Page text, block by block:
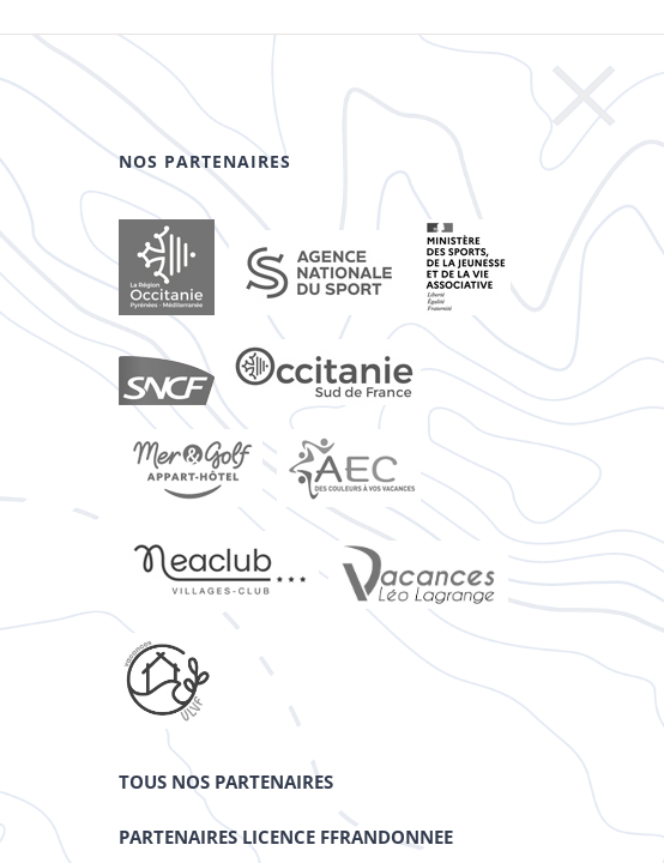
NOS PARTENAIRES
TOUS NOS PARTENAIRES
PARTENAIRES LICENCE FFRANDONNEE